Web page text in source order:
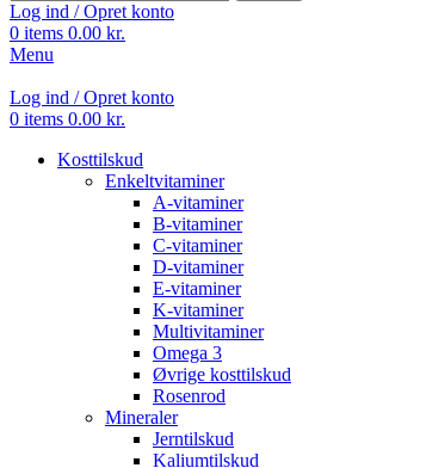
Log ind / Opret konto
0 items 0.00 kr.
Menu
Log ind / Opret konto
0 items 0.00 kr.
Kosttilskud
Enkeltvitaminer
A-vitaminer
B-vitaminer
C-vitaminer
D-vitaminer
E-vitaminer
K-vitaminer
Multivitaminer
Omega 3
Øvrige kosttilskud
Rosenrod
Mineraler
Jerntilskud
Kaliumtilskud